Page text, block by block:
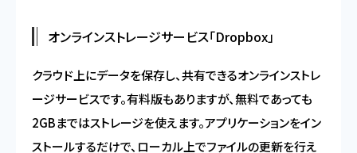
オンラインストレージサービス「Dropbox」
クラウド上にデータを保存し、共有できるオンラインストレ
ージサービスです。有料版もありますが、無料であっても
2GBまではストレージを使えます。アプリケーションをイン
ストールするだけで、ローカル上でファイルの更新を行え